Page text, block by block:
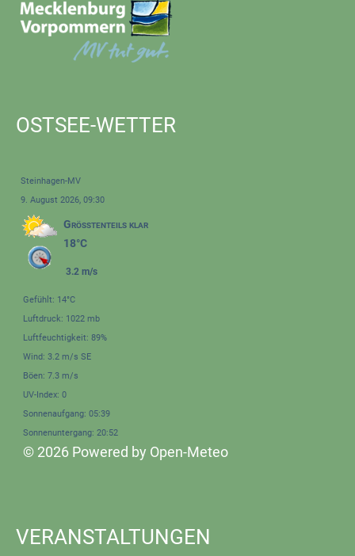
OSTSEE-WETTER
Steinhagen-MV
9. August 2026, 09:30
Größtenteils klar
18°C
3.2 m/s
Gefühlt: 14°C
Luftdruck: 1022 mb
Luftfeuchtigkeit: 89%
Wind: 3.2 m/s SE
Böen: 7.3 m/s
UV-Index: 0
Sonnenaufgang: 05:39
Sonnenuntergang: 20:52
© 2026 Powered by Open-Meteo
VERANSTALTUNGEN